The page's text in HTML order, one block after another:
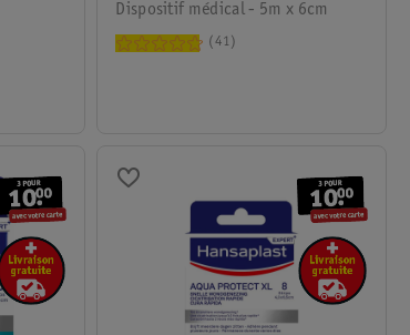
Dispositif médical - 5m x 6cm
41